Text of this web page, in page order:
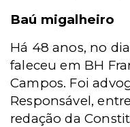
Baú migalheiro
Há 48 anos, no
faleceu em BH
Campos. Foi
Responsável,
redação da